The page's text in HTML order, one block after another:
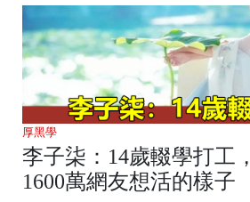
厚黑學
李子柒：14歲輟學打工
1600萬網友想活的樣子